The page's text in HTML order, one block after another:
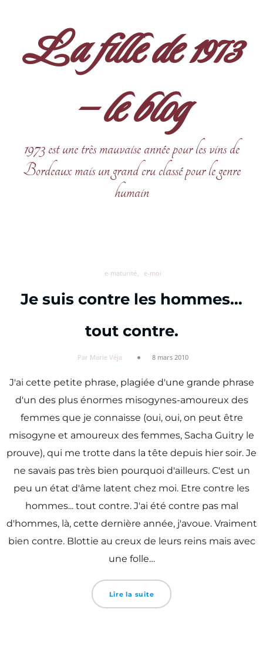
La fille de 1973
– le blog
1973 est une très mauvaise année pour les vins de
Bordeaux mais un grand cru classé pour le genre
humain
e-maturité e-moi
Je suis contre les hommes…
tout contre.
Par Marie Véja 8 mars 2010
J'ai cette petite phrase, plagiée d'une grande phrase
d'un des plus énormes misogynes-amoureux des
femmes que je connaisse (oui, oui, on peut être
misogyne et amoureux des femmes, Sacha Guitry le
prouve), qui me trotte dans la tête depuis hier soir. Je
ne savais pas très bien pourquoi d'ailleurs. C'est un
peu un état d'âme latent chez moi. Etre contre les
hommes... tout contre. J'ai été contre pas mal
d'hommes, là, cette dernière année, j'avoue. Vraiment
bien contre. Blottie au creux de leurs reins mais avec
une folle…
Lire la suite